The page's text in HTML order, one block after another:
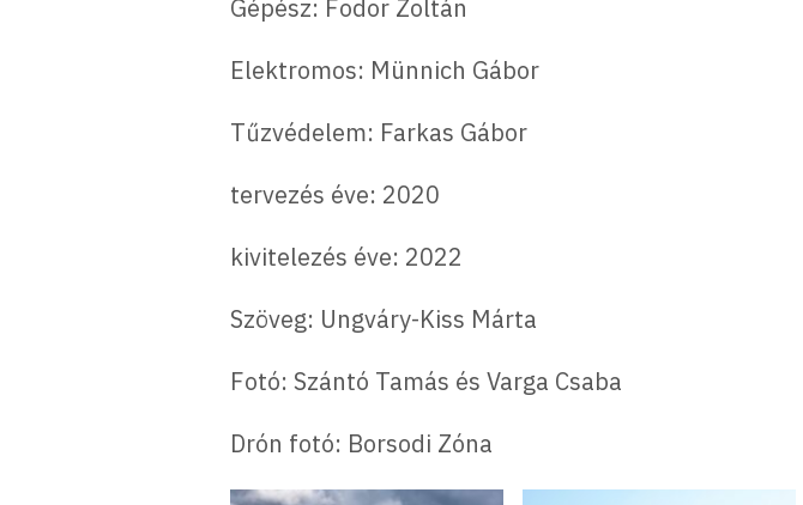
Gépész: Fodor Zoltán
Elektromos: Münnich Gábor
Tűzvédelem: Farkas Gábor
tervezés éve: 2020
kivitelezés éve: 2022
Szöveg: Ungváry-Kiss Márta
Fotó: Szántó Tamás és Varga Csaba
Drón fotó: Borsodi Zóna